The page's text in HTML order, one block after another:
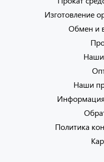
Изготовление
Обмен и
Наши
Наши
Информация
Политика